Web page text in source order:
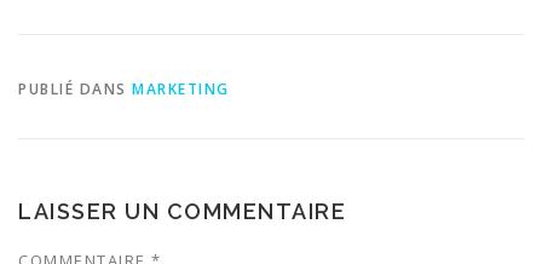
PUBLIÉ DANS MARKETING
LAISSER UN COMMENTAIRE